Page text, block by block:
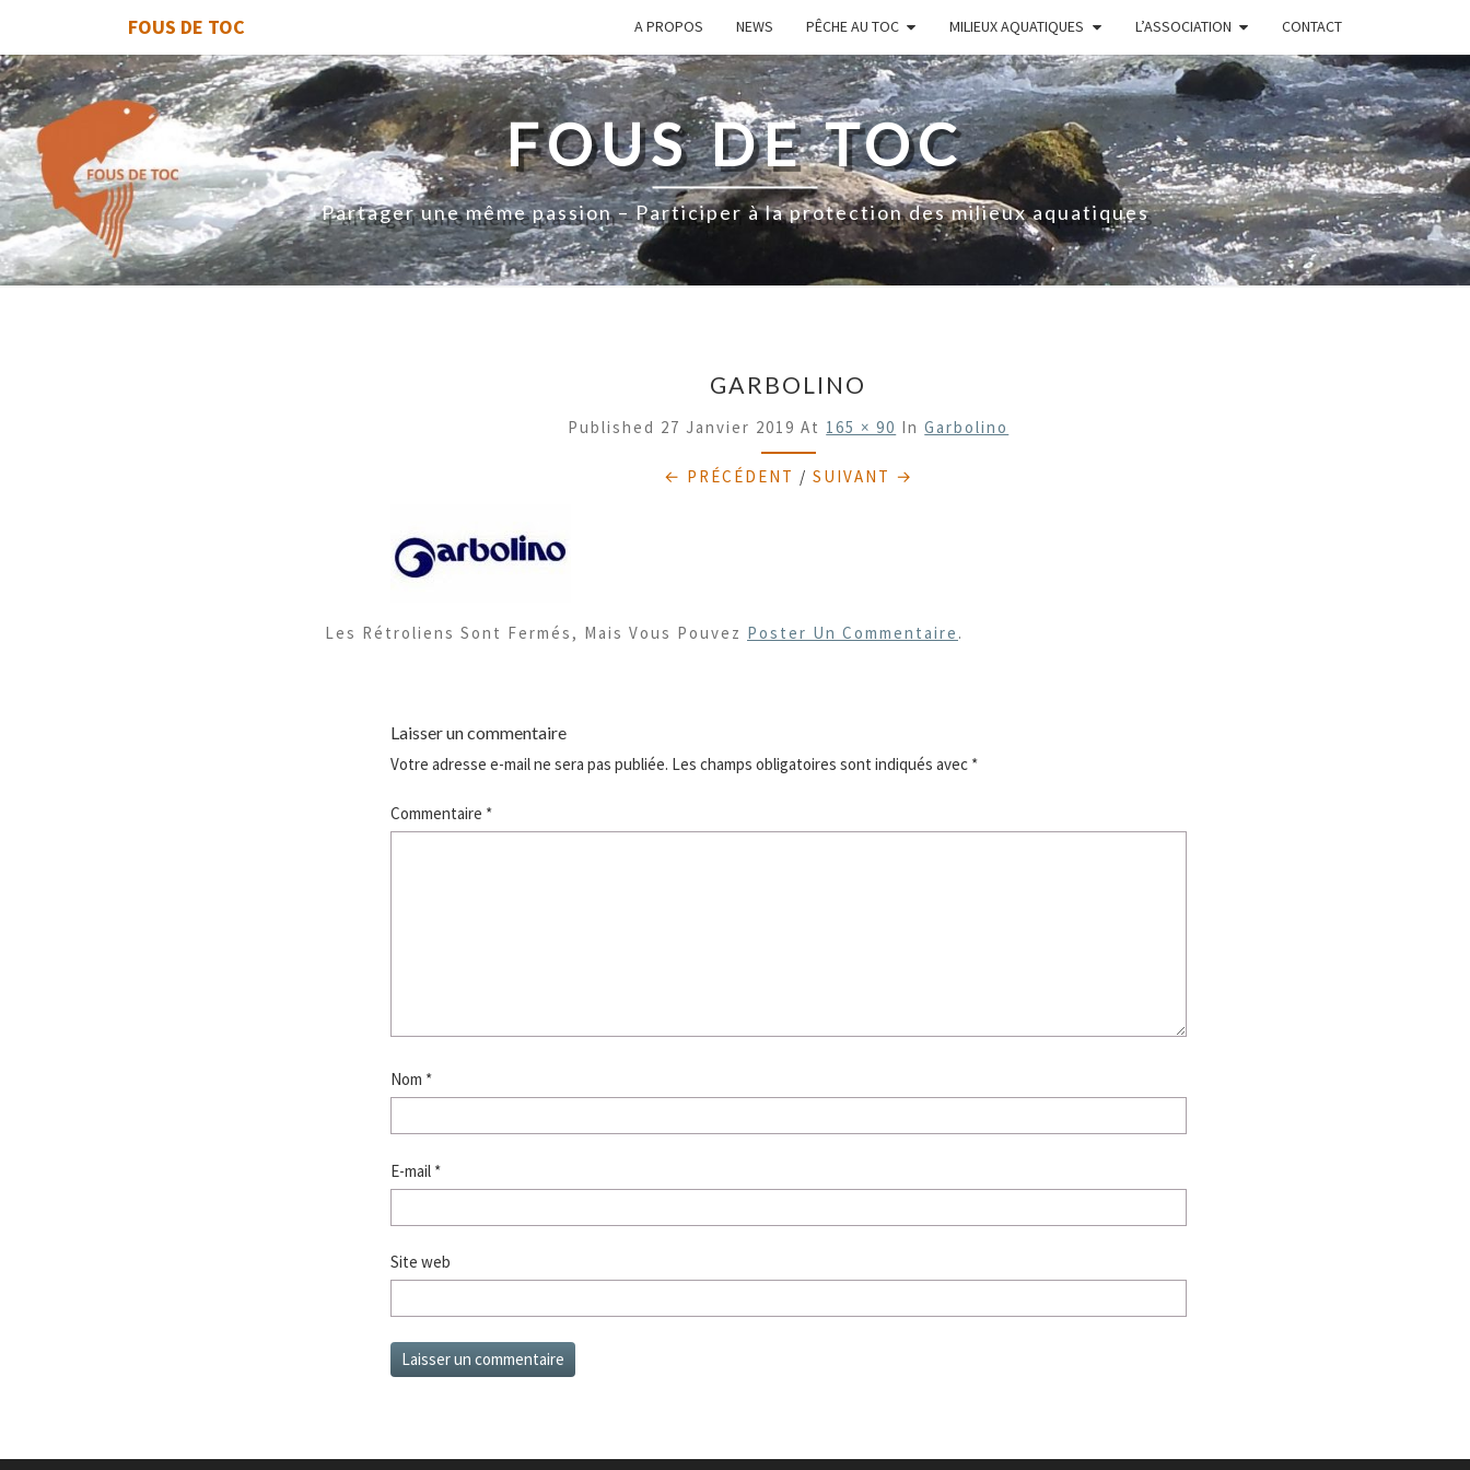
FOUS DE TOC A PROPOS NEWS PÊCHE AU TOC MILIEUX AQUATIQUES L’ASSOCIATION CONTACT
FOUS DE TOC
Partager une même passion – Participer à la protection des milieux aquatiques
GARBOLINO
Published 27 Janvier 2019 At 165 × 90 InGarbolino
← PRÉCÉDENT / SUIVANT →
Les Rétroliens Sont Fermés, Mais Vous Pouvez Poster Un Commentaire .
Laisser un commentaire
Votre adresse e-mail ne sera pas publiée. Les champs obligatoires sont indiqués avec *
Commentaire *
Nom *
E-mail *
Site web